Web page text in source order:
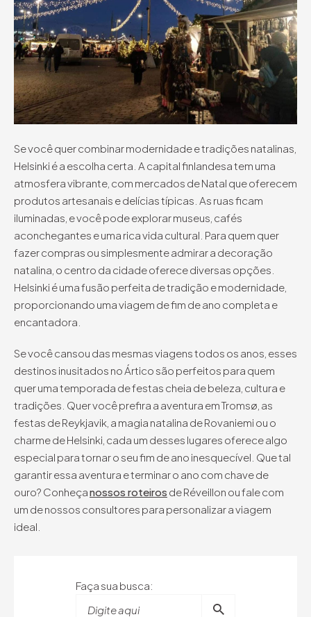
Se você quer combinar modernidade e tradições natalinas,
Helsinki é a escolha certa. A capital finlandesa tem uma
atmosfera vibrante, com mercados de Natal que oferecem
produtos artesanais e delícias típicas. As ruas ficam
iluminadas, e você pode explorar museus, cafés
aconchegantes e uma rica vida cultural. Para quem quer
fazer compras ou simplesmente admirar a decoração
natalina, o centro da cidade oferece diversas opções.
Helsinki é uma fusão perfeita de tradição e modernidade,
proporcionando uma viagem de fim de ano completa e
encantadora.
Se você cansou das mesmas viagens todos os anos, esses
destinos inusitados no Ártico são perfeitos para quem
quer uma temporada de festas cheia de beleza, cultura e
tradições. Quer você prefira a aventura em Tromsø, as
festas de Reykjavik, a magia natalina de Rovaniemi ou o
charme de Helsinki, cada um desses lugares oferece algo
especial para tornar o seu fim de ano inesquecível. Que tal
garantir essa aventura e terminar o ano com chave de
ouro? Conheçanossos roteiros de Réveillon ou fale com
um de nossos consultores para personalizar a viagem
ideal.
Faça sua busca: